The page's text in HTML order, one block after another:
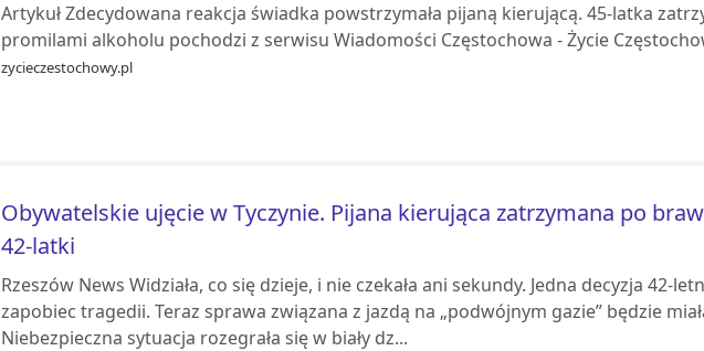
Artykuł Zdecydowana reakcja świadka powstrzymała pijaną kierującą. 45-latka
promilami alkoholu pochodzi z serwisu Wiadomości Częstochowa - Życie
zycieczestochowy.pl
Obywatelskie ujęcie w Tyczynie. Pijana kierująca zatrzymana po
42-latki
Rzeszów News Widziała, co się dzieje, i nie czekała ani sekundy. Jedna decyzja 42-
zapobiec tragedii. Teraz sprawa związana z jazdą na „podwójnym gazie” będzie
Niebezpieczna sytuacja rozegrała się w biały dz...